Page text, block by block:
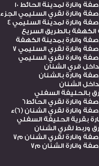
وانارة لمدينة الحائط 10
وانارة لقري السليمي الجزء2
وانارة لمدينة السليمي 4
بالطريق السريع
وانارة بمدينة الكهفة
وانارة لقري السليمي 7
وانارة لقري السليمي
قري الشنان
وانارة بالشنان
الشنان
بالحليفة السفلي
وانارة لقري الحائط6
وانارة لقري الشنان (6)ء
بقرية الحليفة السفلي
وربط لقري الشنان
وانارة لقري الشنان م7
وانارة الشنان م7